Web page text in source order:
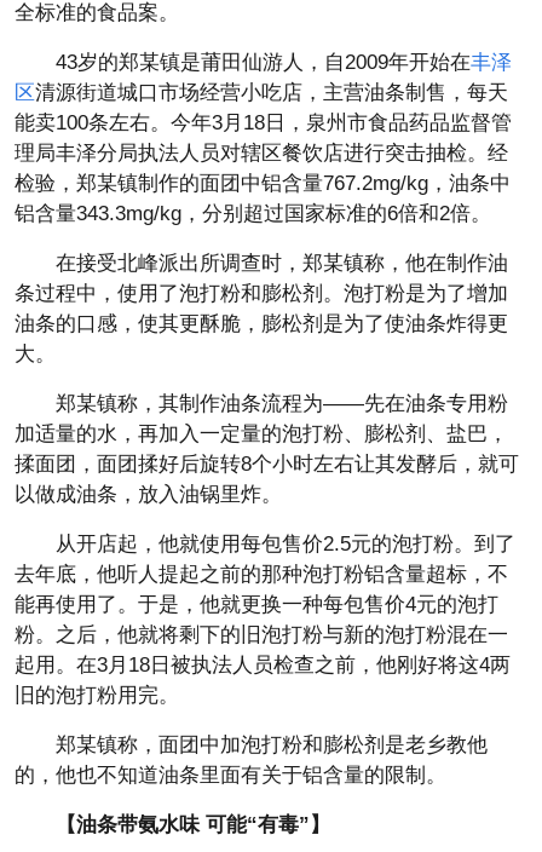
全标准的食品案。
43岁的郑某镇是莆田仙游人，自2009年开始在丰泽
区清源街道城口市场经营小吃店，主营油条制售，每天
能卖100条左右。今年3月18日，泉州市食品药品监督管
理局丰泽分局执法人员对辖区餐饮店进行突击抽检。经
检验，郑某镇制作的面团中铝含量767.2mg/kg，油条中
铝含量343.3mg/kg，分别超过国家标准的6倍和2倍。
在接受北峰派出所调查时，郑某镇称，他在制作油
条过程中，使用了泡打粉和膨松剂。泡打粉是为了增加
油条的口感，使其更酥脆，膨松剂是为了使油条炸得更
大。
郑某镇称，其制作油条流程为——先在油条专用粉
加适量的水，再加入一定量的泡打粉、膨松剂、盐巴，
揉面团，面团揉好后旋转8个小时左右让其发酵后，就可
以做成油条，放入油锅里炸。
从开店起，他就使用每包售价2.5元的泡打粉。到了
去年底，他听人提起之前的那种泡打粉铝含量超标，不
能再使用了。于是，他就更换一种每包售价4元的泡打
粉。之后，他就将剩下的旧泡打粉与新的泡打粉混在一
起用。在3月18日被执法人员检查之前，他刚好将这4两
旧的泡打粉用完。
郑某镇称，面团中加泡打粉和膨松剂是老乡教他
的，他也不知道油条里面有关于铝含量的限制。
【油条带氨水味 可能“有毒”】